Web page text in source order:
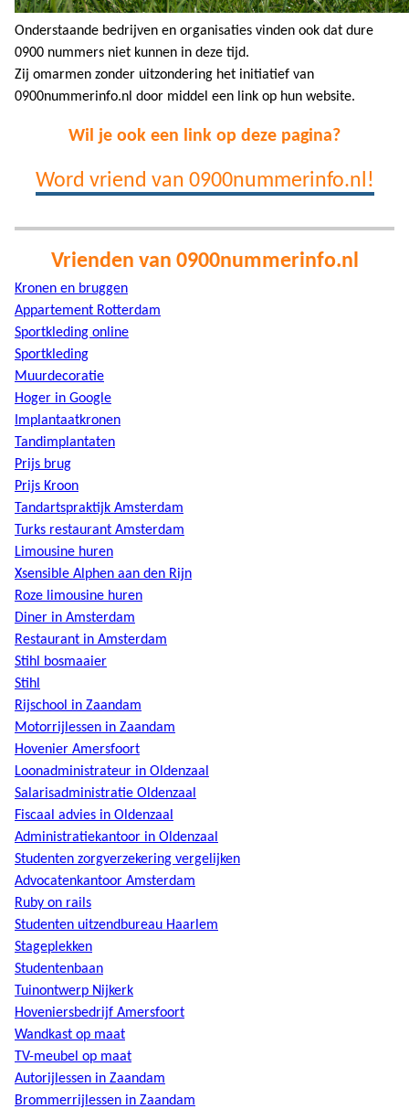
Onderstaande bedrijven en organisaties vinden ook dat dure
0900 nummers niet kunnen in deze tijd.
Zij omarmen zonder uitzondering het initiatief van
0900nummerinfo.nl door middel een link op hun website.
Wil je ook een link op deze pagina?
Word vriend van 0900nummerinfo.nl!
Vrienden van 0900nummerinfo.nl
Kronen en bruggen
Appartement Rotterdam
Sportkleding online
Sportkleding
Muurdecoratie
Hoger in Google
Implantaatkronen
Tandimplantaten
Prijs brug
Prijs Kroon
Tandartspraktijk Amsterdam
Turks restaurant Amsterdam
Limousine huren
Xsensible Alphen aan den Rijn
Roze limousine huren
Diner in Amsterdam
Restaurant in Amsterdam
Stihl bosmaaier
Stihl
Rijschool in Zaandam
Motorrijlessen in Zaandam
Hovenier Amersfoort
Loonadministrateur in Oldenzaal
Salarisadministratie Oldenzaal
Fiscaal advies in Oldenzaal
Administratiekantoor in Oldenzaal
Studenten zorgverzekering vergelijken
Advocatenkantoor Amsterdam
Ruby on rails
Studenten uitzendbureau Haarlem
Stageplekken
Studentenbaan
Tuinontwerp Nijkerk
Hoveniersbedrijf Amersfoort
Wandkast op maat
TV-meubel op maat
Autorijlessen in Zaandam
Brommerrijlessen in Zaandam